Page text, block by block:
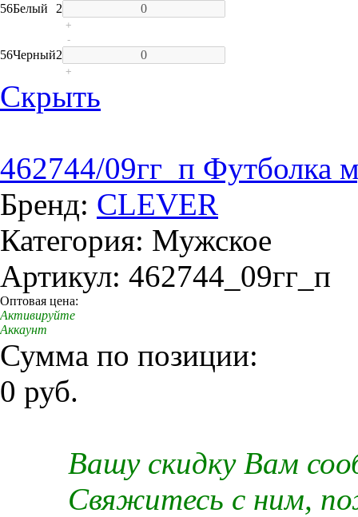
56Белый 2
+
56Черный2
-
+
Скрыть
462744/09гг_п Футболка
Бренд: CLEVER
Категория: Мужское
Артикул: 462744_09гг_п
Оптовая цена:
Активируйте
Аккаунт
Сумма по позиции:
0 руб.
Вашу скидку Вам
Свяжитесь с ним,